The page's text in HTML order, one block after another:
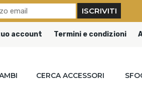
account Termini e condizioni
CERCA ACCESSORI